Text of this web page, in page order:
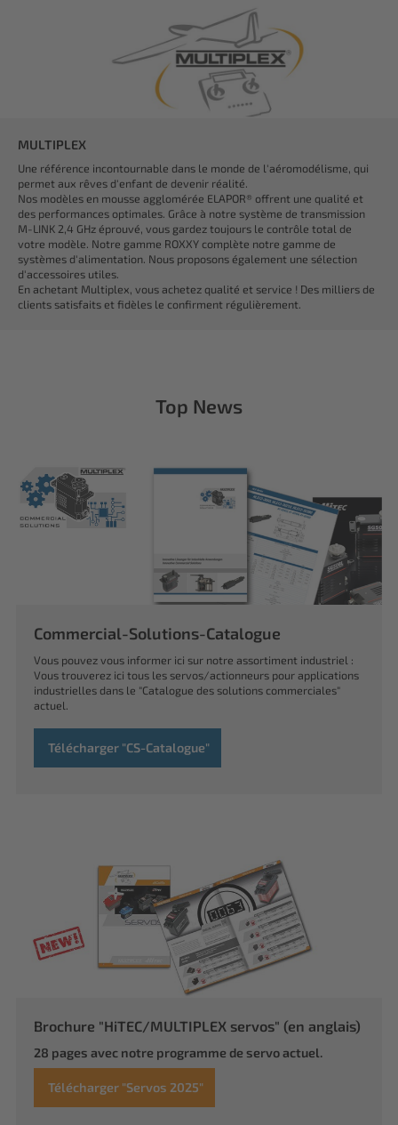
MULTIPLEX
Une référence incontournable dans le monde de l'aéromodélisme, qui
permet aux rêves d'enfant de devenir réalité.
Nos modèles en mousse agglomérée ELAPOR® offrent une qualité et
des performances optimales. Grâce à notre système de transmission
M-LINK 2,4 GHz éprouvé, vous gardez toujours le contrôle total de
votre modèle. Notre gamme ROXXY complète notre gamme de
systèmes d'alimentation. Nous proposons également une sélection
d'accessoires utiles.
En achetant Multiplex, vous achetez qualité et service ! Des milliers de
clients satisfaits et fidèles le confirment régulièrement.
Top News
Commercial-Solutions-Catalogue
Vous pouvez vous informer ici sur notre assortiment industriel :
Vous trouverez ici tous les servos/actionneurs pour applications
industrielles dans le "Catalogue des solutions commerciales"
actuel.
Télécharger "CS-Catalogue"
Brochure "HiTEC/MULTIPLEX servos" (en anglais)
28 pages avec notre programme de servo actuel.
Télécharger "Servos 2025"